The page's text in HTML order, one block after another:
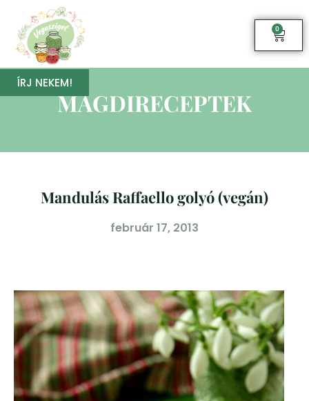
0
ÍRJ NEKEM!
MAGDIRECEPTEK
Mandulás Raffaello golyó (vegán)
február 17, 2013